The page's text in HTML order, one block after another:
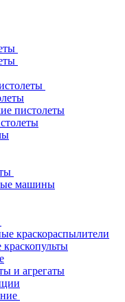
пистолеты
машины
краскораспылители
и агрегаты